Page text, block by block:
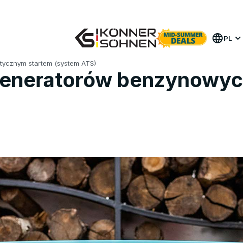
PL
startem (system ATS)